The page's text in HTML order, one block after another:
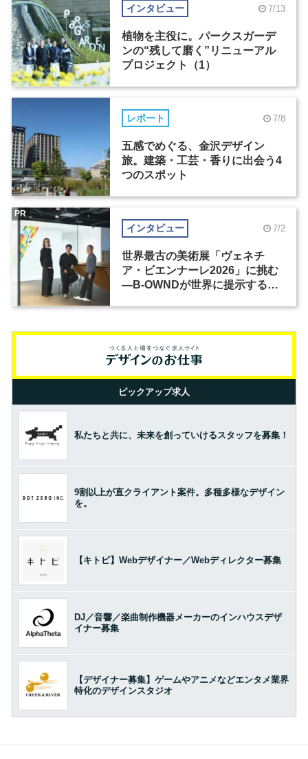
インタビュー 7/13
植物を主役に。パークスガーデ
ンの“残して磨く”リニューアル
プロジェクト（1）
レポート 7/8
五感でめぐる、金沢デザイン
旅。建築・工芸・香りに出会う4
つのスポット
インタビュー 7/2
世界最古の美術展「ヴェネチ
ア・ビエンナーレ2026」に挑む
―B-OWNDが世界に提示する美
PR
ピックアップ求人
私たちと共に、未来を創っていけるスタッフを募集！
9割以上が直クライアント案件。多種多様なデザイン
を。
【キトビ】Webデザイナー／Webディレクター募集
DJ／音響／楽曲制作機器メーカーのインハウスデザ
イナー募集
【デザイナー募集】ゲームやアニメなどエンタメ業界
特化のデザインスタジオ